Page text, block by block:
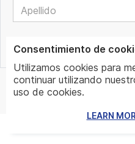
© www.mundo.expert | All Rights
Consentimiento de
Utilizamos cookies para
continuar utilizando
uso de cookies.
LEARN